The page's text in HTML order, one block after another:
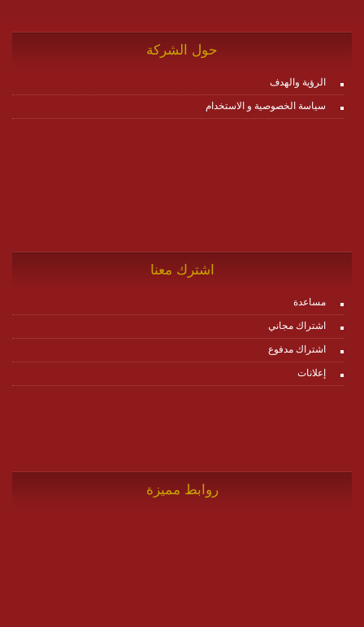
حول الشركة
الرؤية والهدف
سياسة الخصوصية و الاستخدام
اشترك معنا
مساعدة
اشتراك مجاني
اشتراك مدفوع
إعلانات
روابط مميزة